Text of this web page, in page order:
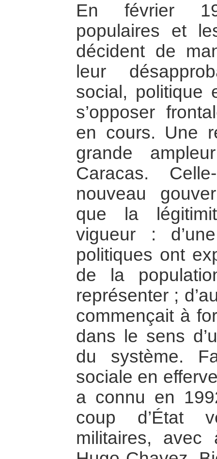
En février
populaires et
décident de
leur
social, politique
s’opposer
en cours. Une
grande
Caracas.
nouveau
que la
vigueur :
politiques ont
de la
représenter ;
commençait à
dans le sens
du système.
sociale en
a connu en
coup d’État
militaires,